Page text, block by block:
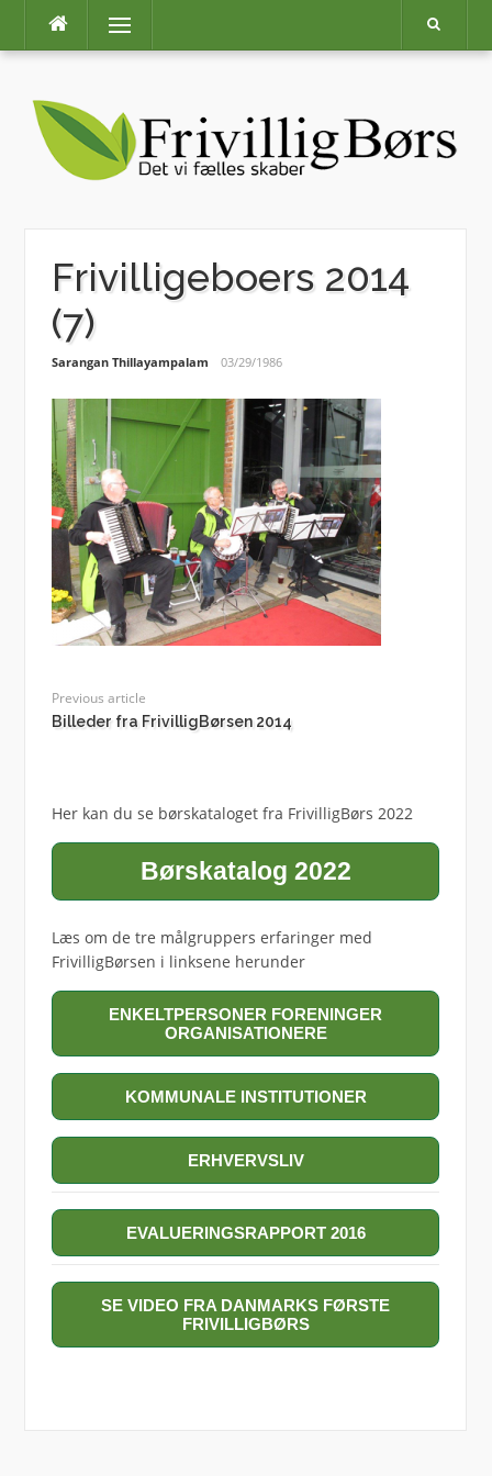
content
Menu
Frivilligeboers 2014
(7)
Sarangan Thillayampalam 03/29/1986
Previous article
Billeder fra FrivilligBørsen 2014
Her kan du se børskataloget fra FrivilligBørs 2022
Børskatalog 2022
Læs om de tre målgruppers erfaringer med
FrivilligBørsen i linksene herunder
ENKELTPERSONER FORENINGER
ORGANISATIONERE
KOMMUNALE INSTITUTIONER
ERHVERVSLIV
EVALUERINGSRAPPORT 2016
SE VIDEO FRA DANMARKS FØRSTE
FRIVILLIGBØRS